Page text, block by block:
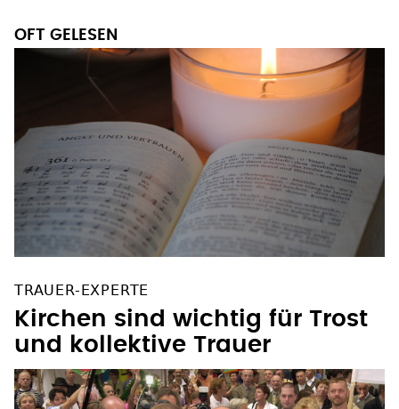
OFT GELESEN
TRAUER-EXPERTE
Kirchen sind wichtig für Trost
und kollektive Trauer